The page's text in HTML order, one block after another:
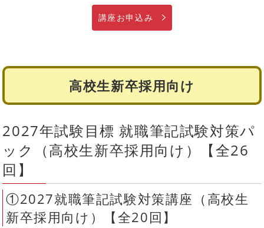
講座お申込み
高校生新卒採用向け
2027年試験目標 就職筆記試験対策パ
ック（高校生新卒採用向け）【全26
回】
①2027就職筆記試験対策講座（高校生
新卒採用向け）【全20回】